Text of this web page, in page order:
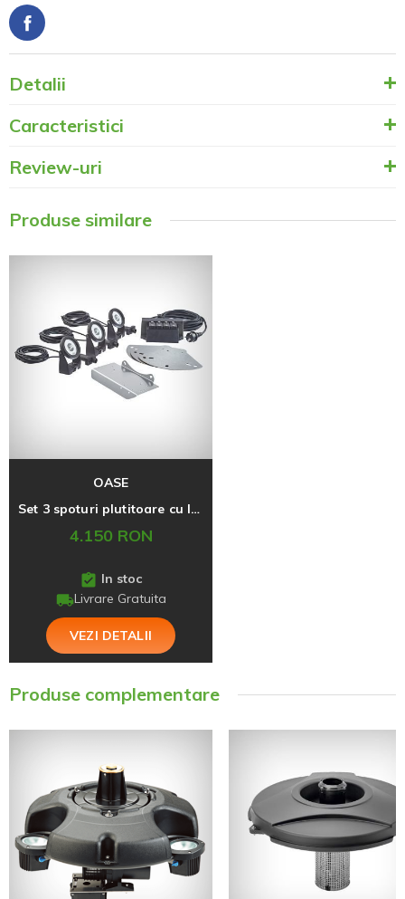
Detalii
Caracteristici
Review-uri
Produse similare
OASE
Set 3 spoturi plutitoare cu lumina alba, Oase
4.150 RON
In stoc
Livrare Gratuita
VEZI DETALII
Produse complementare